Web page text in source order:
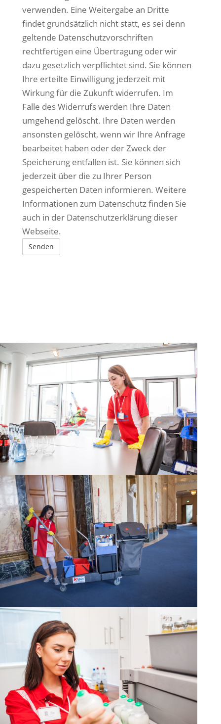
verwenden. Eine Weitergabe an Dritte
findet grundsätzlich nicht statt, es sei denn
geltende Datenschutzvorschriften
rechtfertigen eine Übertragung oder wir
dazu gesetzlich verpflichtet sind. Sie können
Ihre erteilte Einwilligung jederzeit mit
Wirkung für die Zukunft widerrufen. Im
Falle des Widerrufs werden Ihre Daten
umgehend gelöscht. Ihre Daten werden
ansonsten gelöscht, wenn wir Ihre Anfrage
bearbeitet haben oder der Zweck der
Speicherung entfallen ist. Sie können sich
jederzeit über die zu Ihrer Person
gespeicherten Daten informieren. Weitere
Informationen zum Datenschutz finden Sie
auch in der Datenschutzerklärung dieser
Webseite.